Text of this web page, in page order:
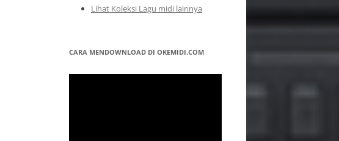
Lihat Koleksi Lagu midi lainnya
CARA MENDOWNLOAD DI OKEMIDI.COM